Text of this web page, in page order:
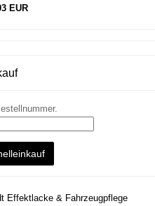
EUR